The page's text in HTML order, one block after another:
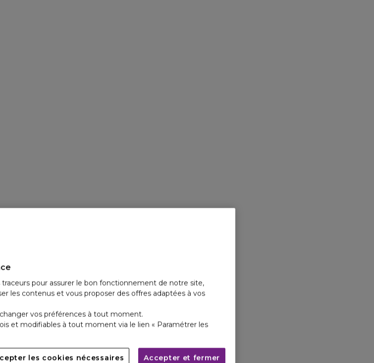
traceurs pour assurer le bon fonctionnement de notre site,
les contenus et vous proposer des offres adaptées à vos
vos préférences à tout moment.
et modifiables à tout moment via le lien « Paramétrer les
les cookies nécessaires Accepter et fermer